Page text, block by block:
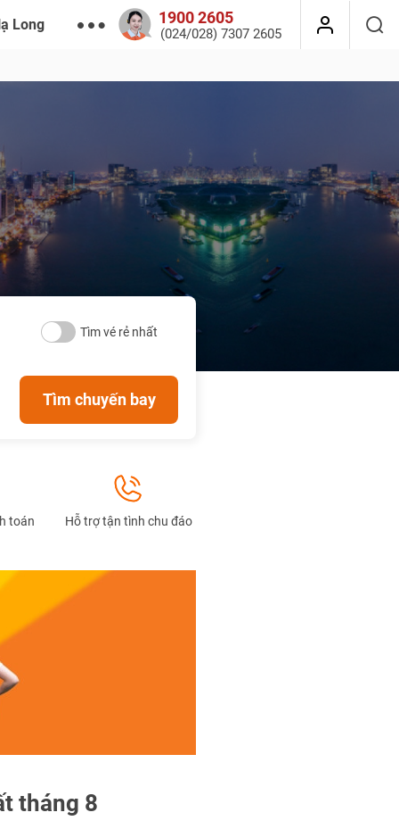
Long 1900 2605
(024/028) 7307 2605
Tìm vé rẻ nhất
Tìm chuyến bay
toán
Hỗ trợ tận tình chu đáo
tháng 8